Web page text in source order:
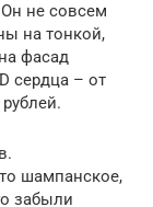
не совсем
на тонкой,
фасад
сердца – от
шампанское,
забыли